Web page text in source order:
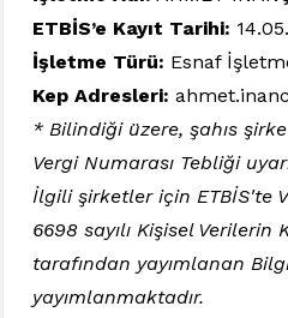
ETBİS’e Kayıt Tarihi:
İşletme Türü: Esnaf
Kep Adresleri:
* Bilindiği üzere, şahıs
Vergi Numarası Tebliği
İlgili şirketler için ETBİS'te
6698 sayılı Kişisel
tarafından yayımlanan
yayımlanmaktadır.